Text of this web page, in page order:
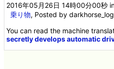
2016年05月26日 14時00分00秒
乗り物, Posted by darkhorse_log
You can read the machine
secretly develops automatic